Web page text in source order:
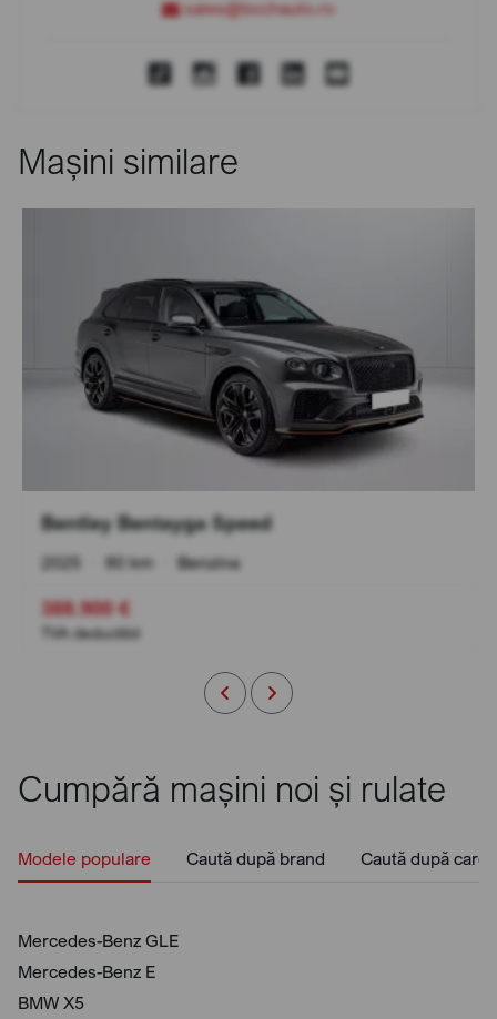
sales@bcchauto.ro
Mașini similare
Bentley Bentayga Speed
2025 80 km Benzina
388.900 €
TVA deductibil
Cumpără mașini noi și rulate
Modele populare Caută după brand Caută după
Mercedes-Benz GLE
Mercedes-Benz E
BMW X5